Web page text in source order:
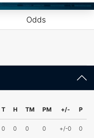
Odds
T H TM PM +/- P
0 0 0 0 +/-0 0